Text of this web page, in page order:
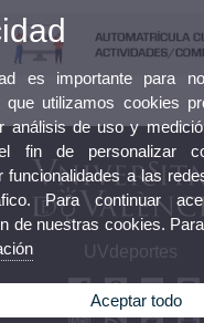
UVdeportes
es importante para
que utilizamos cookies
análisis de uso y
fin de personalizar
funcionalidades a las
Para continuar
de nuestras cookies.
Aceptar todo